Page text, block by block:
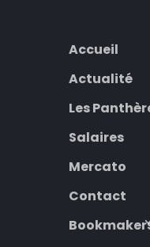
Accueil
Actualité
Les
Salaires
Mercato
Contact